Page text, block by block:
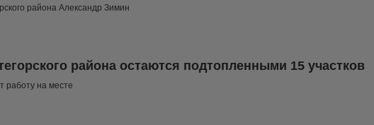
района Александр Зимин
района остаются подтопленными 15 участков
работу на месте